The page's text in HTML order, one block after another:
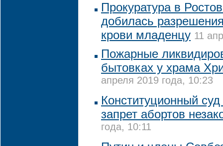
Прокуратура в
добилась
крови младенцу 11
Пожарные
бытовках у храма
апреля 2019 года, 10:23
Конституционный
запрет абортов
года, 10:11